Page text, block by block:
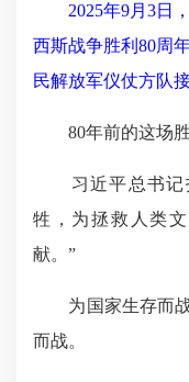
2025年9月3日
西斯战争胜利80周
民解放军仪仗方队
80年前的这场胜
习近平总书记
牲，为拯救人类
献。”
为国家生存而战
而战。